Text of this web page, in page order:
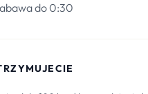
do 0:30